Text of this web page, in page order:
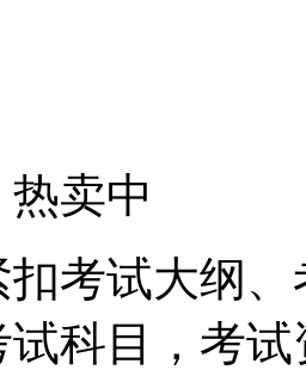
卖中
扣考试大纲
科目，考